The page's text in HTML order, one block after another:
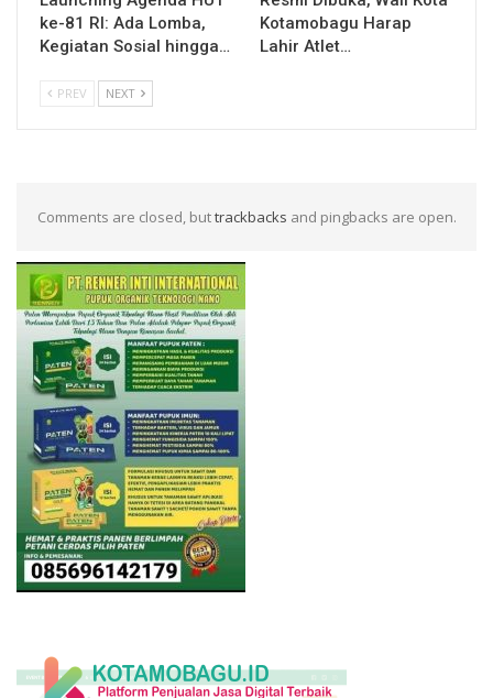
ke-81 RI: Ada Lomba,
Kegiatan Sosial hingga…
Kotamobagu Harap
Lahir Atlet…
PREV NEXT
Comments are closed, buttrackbacks and pingbacks are open.